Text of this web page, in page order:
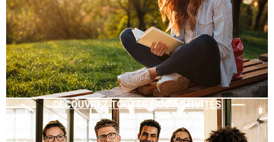
DÉCOUVREZ TOUTES NOS ACTIVITÉS